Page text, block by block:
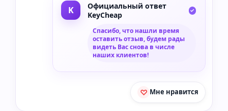
Официальный ответ
KeyCheap
Спасибо, что нашли время
оставить отзыв, будем рады
видеть Вас снова в числе
наших клиентов!
Мне нравится